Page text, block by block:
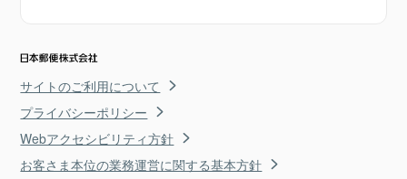
サイトのご利用について
プライバシーポリシー
Webアクセシビリティ方針
お客さま本位の業務運営に関する基本方針